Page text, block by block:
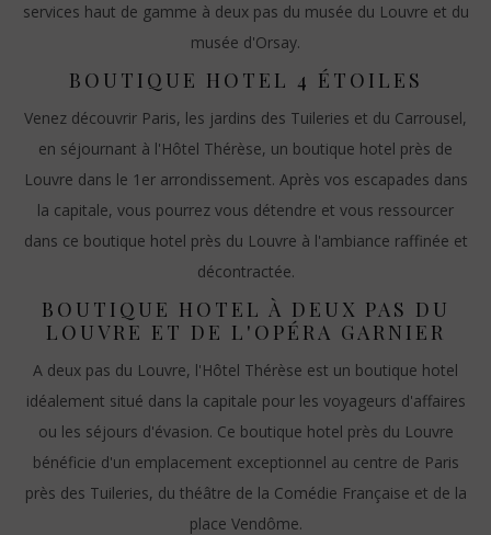
services haut de gamme à deux pas du musée du Louvre et du
musée d'Orsay.
BOUTIQUE HOTEL 4 ÉTOILES
Venez découvrir Paris, les jardins des Tuileries et du Carrousel,
en séjournant à l'Hôtel Thérèse, un boutique hotel près de
Louvre dans le 1er arrondissement. Après vos escapades dans
la capitale, vous pourrez vous détendre et vous ressourcer
dans ce boutique hotel près du Louvre à l'ambiance raffinée et
décontractée.
BOUTIQUE HOTEL À DEUX PAS DU
LOUVRE ET DE L'OPÉRA GARNIER
A deux pas du Louvre, l'Hôtel Thérèse est un boutique hotel
idéalement situé dans la capitale pour les voyageurs d'affaires
ou les séjours d'évasion. Ce boutique hotel près du Louvre
bénéficie d'un emplacement exceptionnel au centre de Paris
près des Tuileries, du théâtre de la Comédie Française et de la
place Vendôme.